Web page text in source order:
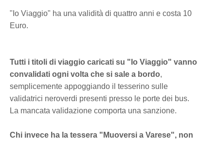
"Io Viaggio" ha una validità di quattro anni e costa 10
Euro.
Tutti i titoli di viaggio caricati su "Io Viaggio" vanno
convalidati ogni volta che si sale a bordo,
semplicemente appoggiando il tesserino sulle
validatrici neroverdi presenti presso le porte dei bus.
La mancata validazione comporta una sanzione.
Chi invece ha la tessera "Muoversi a Varese", non